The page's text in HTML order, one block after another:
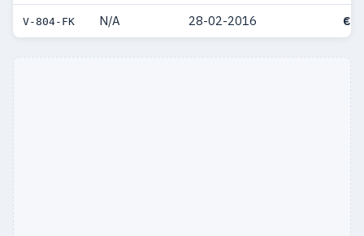
V-804-FK N/A 28-02-2016 €